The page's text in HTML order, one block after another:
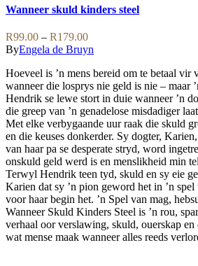
options
be
chosen
on
the
product
page
has
variants.
The
options
may
be
chosen
on
the
product
page
Wanneer skuld kinders steel
R99.00 – R179.00Price
range:
through
R179.00
ByEngela de Bruyn
Hoeveel is ’n mens bereid om te betaal vir
wanneer die losprys nie geld is nie – maar
Hendrik se lewe stort in duie wanneer ’n
die greep van ’n genadelose misdadiger
Met elke verbygaande uur raak die skuld
en die keuses donkerder. Sy dogter,
van haar pa se desperate stryd, word
onskuld geld werd is en menslikheid min
Terwyl Hendrik teen tyd, skuld en sy eie
Karien dat sy ’n pion geword het in ’n
voor haar begin het. ’n Spel van mag,
Wanneer Skuld Kinders Steel is ’n rou,
verhaal oor verslawing, skuld, ouerskap en
wat mense maak wanneer alles reeds